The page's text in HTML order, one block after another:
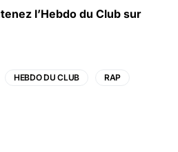
l’Hebdo du Club sur
HEBDO DU CLUB RAP